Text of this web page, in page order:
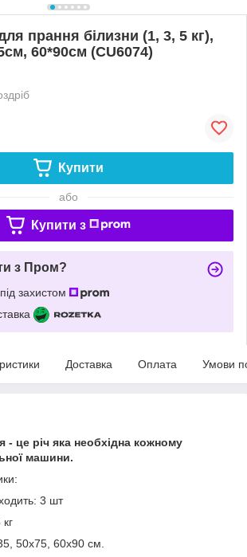
прання білизни (1, 3, 5 кг),
60*90см (CU6074)
Купити
або
Купити з
з Пром?
захистом
Доставка Оплата Умови
- це річ яка необхідна кожному
машини.
3 шт
50х75, 60х90 см.